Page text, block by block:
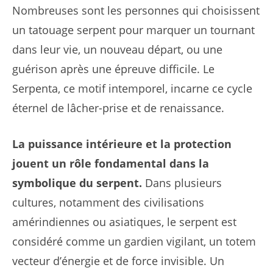
Nombreuses sont les personnes qui choisissent
un tatouage serpent pour marquer un tournant
dans leur vie, un nouveau départ, ou une
guérison après une épreuve difficile. Le
Serpenta, ce motif intemporel, incarne ce cycle
éternel de lâcher-prise et de renaissance.
La puissance intérieure et la protection
jouent un rôle fondamental dans la
symbolique du serpent. Dans plusieurs
cultures, notamment des civilisations
amérindiennes ou asiatiques, le serpent est
considéré comme un gardien vigilant, un totem
vecteur d’énergie et de force invisible. Un